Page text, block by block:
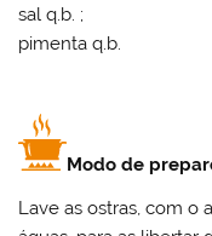
sal q.b. ;
pimenta q.b.
Modo de
Lave as ostras, com o